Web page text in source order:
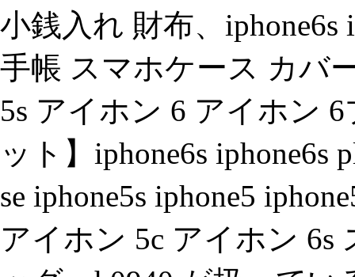
小銭入れ 財布、iphone6s
手帳 スマホケース カバ
5s アイホン 6 アイホン
ット】iphone6s iphone6s
se iphone5s iphone5
アイホン 5c アイホン